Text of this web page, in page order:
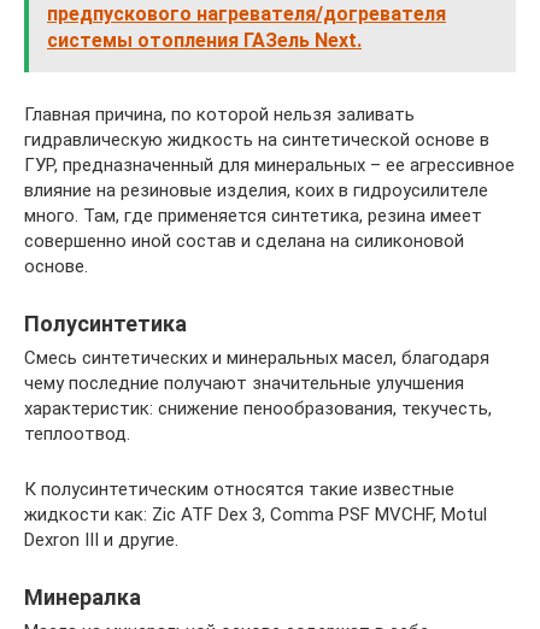
предпускового нагревателя/догревателя
системы отопления ГАЗель Next.
Главная причина, по которой нельзя заливать
гидравлическую жидкость на синтетической основе в
ГУР, предназначенный для минеральных – ее агрессивное
влияние на резиновые изделия, коих в гидроусилителе
много. Там, где применяется синтетика, резина имеет
совершенно иной состав и сделана на силиконовой
основе.
Полусинтетика
Смесь синтетических и минеральных масел, благодаря
чему последние получают значительные улучшения
характеристик: снижение пенообразования, текучесть,
теплоотвод.
К полусинтетическим относятся такие известные
жидкости как: Zic ATF Dex 3, Comma PSF MVCHF, Motul
Dexron III и другие.
Минералка